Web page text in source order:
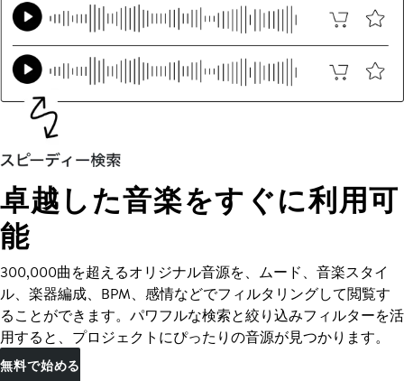
卓越した音楽をすぐに利用可
能
300,000曲を超えるオリジナル音源を、ムード、音楽スタイ
ル、楽器編成、BPM、感情などでフィルタリングして閲覧す
ることができます。パワフルな検索と絞り込みフィルターを活
用すると、プロジェクトにぴったりの音源が見つかります。
無料で始める